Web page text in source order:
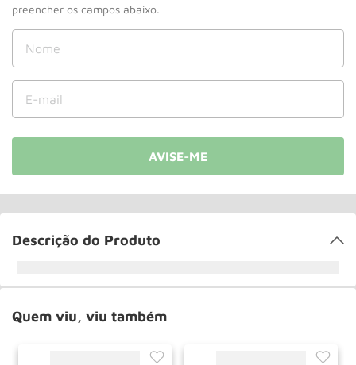
Descrição do Produto
Quem viu, viu também
10º Paleteira